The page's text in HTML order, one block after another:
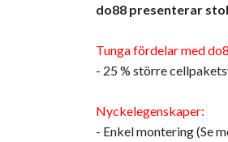
do88 presenterar
Tunga fördelar med
- 25 % större
Nyckelegenskaper:
- Enkel montering (Se